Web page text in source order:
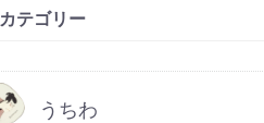
カテゴリー
うちわ